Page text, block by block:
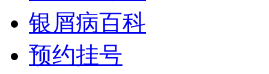
银屑病百科
预约挂号